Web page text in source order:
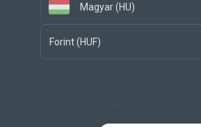
Magyar (HU)
Forint (HUF)